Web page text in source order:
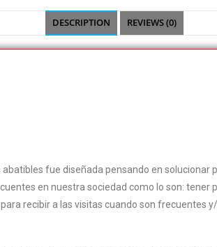
DESCRIPTION REVIEWS (0)
abatibles fue diseñada pensando en
en nuestra sociedad como lo son: tener
recibir a las visitas cuando son frecuentes